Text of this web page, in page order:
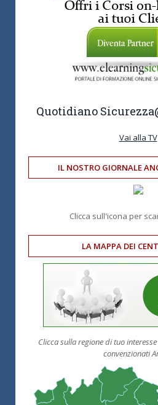
Quotidiano Sicurezza
Vai alla TV
IL NOSTRO GIORNALE
Clicca sull'icona per
LA MAPPA DEI
Clicca sulla regione di tuo
convenzionati